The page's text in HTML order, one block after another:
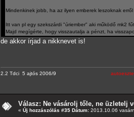
Mindenkinek jobb, ha az ilyen emberek leszoknak
Itt van pl egy szekszárdi "úriember" aki működő mk2
Majd megígérte, hogy visszautalja a pénzt, ha
de akkor írjad a nikknevet is!
2.2 Tdci 5 ajtós 2006/9
Válasz: Ne vásárolj tőle, ne üzletelj
« Új hozzászólás #35 Dátum: 2013.10.06